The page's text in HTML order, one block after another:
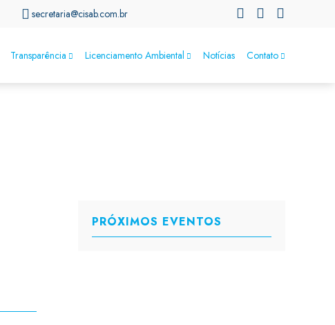
secretaria@cisab.com.br
Transparência Licenciamento Ambiental Notícias Contato
PRÓXIMOS EVENTOS